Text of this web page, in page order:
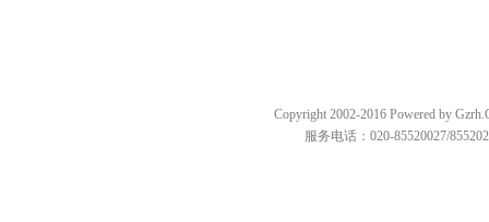
Copyright 2002-2016 Powered by
服务电话：020-85520027/